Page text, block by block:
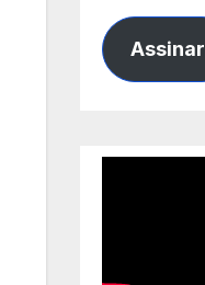
mail
Assinar